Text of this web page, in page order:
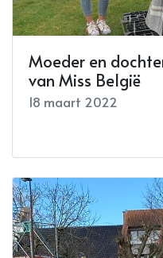
Moeder en
van Miss België
18 maart 2022